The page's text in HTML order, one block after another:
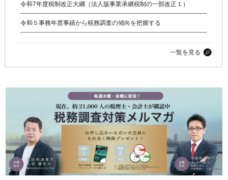
令和7年度税制改正大綱（法人版事業承継税制の一部改正１）
令和５事務年度事績から税務調査の傾向を把握する
一覧を見る